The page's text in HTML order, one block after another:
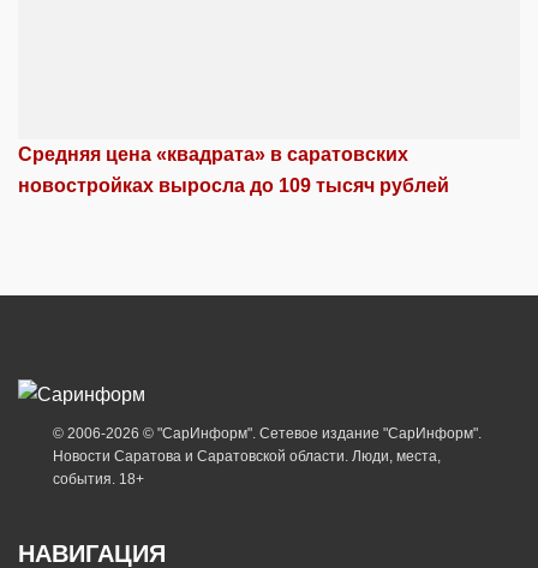
Средняя цена «квадрата» в саратовских
новостройках выросла до 109 тысяч рублей
© 2006-2026 © "СарИнформ". Сетевое издание "СарИнформ".
Новости Саратова и Саратовской области. Люди, места,
события. 18+
НАВИГАЦИЯ